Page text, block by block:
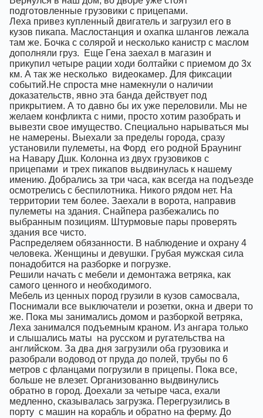
подготовленные грузовики с прицепами.
Леха привез купленный двигатель и загрузил его в
кузов пикапа. Маслостанция и охапка шлангов лежала
там же. Бочка с солярой и несколько канистр с маслом
дополняли груз.
Еще Гена заехал в магазин и
прикупил четыре рации ходи болтайки с приемом до 3х
км. А так же несколько видеокамер. Для фиксации
событий.Не спроста мне намекнули о наличии
доказательств, явно эта банда действует под
прикрытием. А то давно бы их уже переловили. Мы не
желаем конфликта с ними, просто хотим разобрать и
вывезти свое имущество. Специально нарываться мы
не намерены. Выехали за пределы города, сразу
установили пулеметы, на Форд его родной Браунинг
на Навару Дшк. Колонна из двух грузовиков с
прицепами и трех пикапов выдвинулась к нашему
имению. Добрались за три часа, как всегда на подъезде
осмотрелись с беспилотника. Никого рядом нет. На
территории тем более. Заехали в ворота, направив
пулеметы на здания. Снайпера разбежались по
выбранным позициям. Штурмовые пары проверять
здания все чисто.
Распределяем обязанности. В наблюдение и охрану 4
человека. Женщины и девушки. Грубая мужская сила
понадобится на разборке и погрузке.
Решили начать с мебели и демонтажа ветряка, как
самого ценного и необходимого.
Мебель из ценных пород грузили в кузов самосвала,
Поснимали все выключатели и розетки, окна и двери то
же. Пока мы занимались домом и разборкой ветряка,
Леха занимался подъемным краном. Из ангара только
и слышались маты на русском и ругательства на
английском. За два дня загрузили оба грузовика и
разобрали водовод от пруда до полей, трубы по 6
метров с фланцами погрузили в прицепы. Пока все,
больше не влезет. Организованно выдвинулись
обратно в город. Доехали за четыре часа, ехали
медленно, сказывалась загрузка. Перегрузились в
порту с машин на корабль и обратно на ферму. До